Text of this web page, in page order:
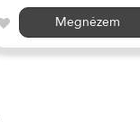
Megnézem